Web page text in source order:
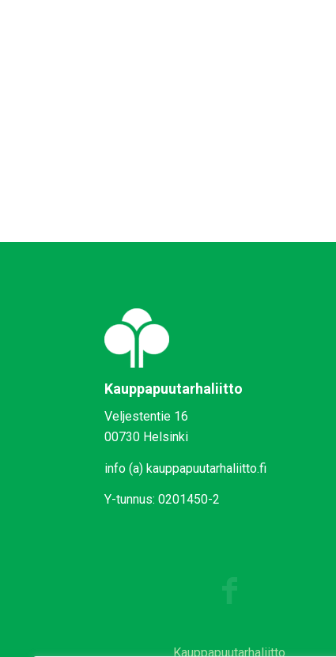
Kauppapuutarhaliitto
Veljestentie 16
00730 Helsinki
info (a) kauppapuutarhaliitto.fi
Y-tunnus: 0201450-2
Kauppapuutarhaliitto